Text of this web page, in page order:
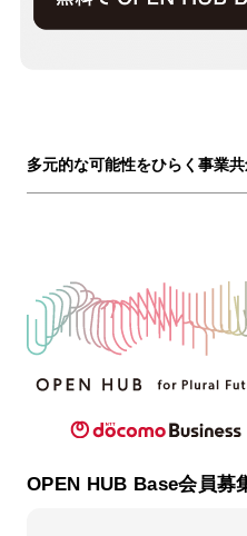
多元的な可能性をひらく事業
OPEN HUB Base会員募